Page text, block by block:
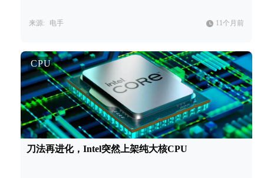
来源: 电手 11个月前
CPU
刀法再进化，Intel突然上架纯大核CPU